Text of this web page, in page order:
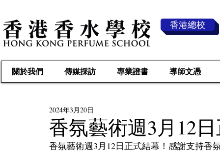
香港總校
關於我們 傳媒採訪 專業證書 導師文憑
香氛藝術週3月12
2024年3月20日
香氛藝術週3月12日正式結幕！感謝支持香